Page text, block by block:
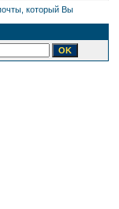
который Вы